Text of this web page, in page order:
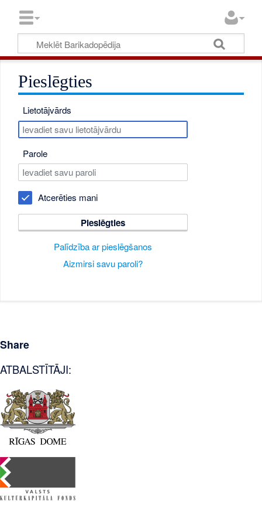
Pieslēgties
Lietotājvārds
Parole
Atcerēties mani
Pieslēgties
Palīdzība ar pieslēgšanos
Aizmirsi savu paroli?
Share
ATBALSTĪTĀJI: